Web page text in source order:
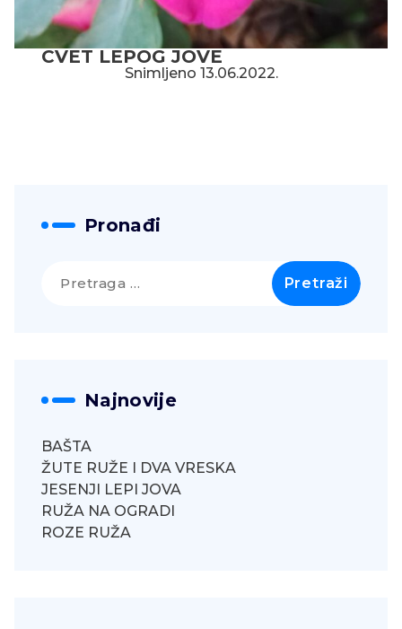
CVET LEPOG JOVE
Snimljeno 13.06.2022.
Pronađi
Najnovije
BAŠTA
ŽUTE RUŽE I DVA VRESKA
JESENJI LEPI JOVA
RUŽA NA OGRADI
ROZE RUŽA